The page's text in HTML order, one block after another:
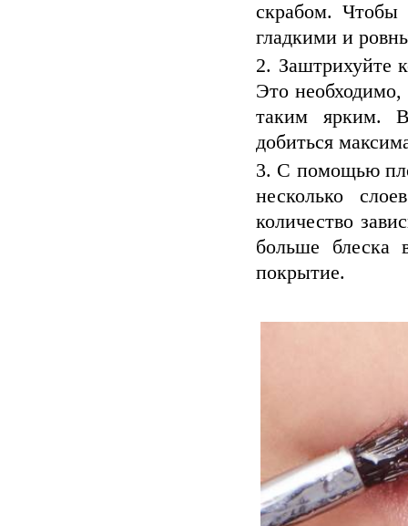
скрабом. Чтобы
гладкими и
Заштрихуйте
Это необходимо,
таким ярким.
добиться
С помощью
несколько
количество
больше блеска
покрытие.